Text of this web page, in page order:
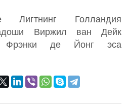
Лигтнинг Голландия
Виржил ван Дейк
Фрэнки де Йонг эса